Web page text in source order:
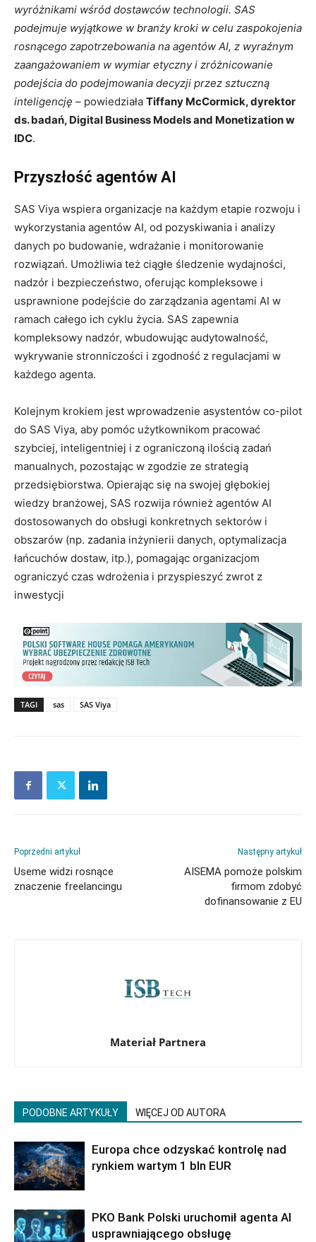
wyróżnikami wśród dostawców technologii. SAS
podejmuje wyjątkowe w branży kroki w celu zaspokojenia
rosnącego zapotrzebowania na agentów AI, z wyraźnym
zaangażowaniem w wymiar etyczny i zróżnicowanie
podejścia do podejmowania decyzji przez sztuczną
inteligencję – powiedziała Tiffany McCormick, dyrektor
ds. badań, Digital Business Models and Monetization w
IDC.
Przyszłość agentów AI
SAS Viya wspiera organizacje na każdym etapie rozwoju i
wykorzystania agentów AI, od pozyskiwania i analizy
danych po budowanie, wdrażanie i monitorowanie
rozwiązań. Umożliwia też ciągłe śledzenie wydajności,
nadzór i bezpieczeństwo, oferując kompleksowe i
usprawnione podejście do zarządzania agentami AI w
ramach całego ich cyklu życia. SAS zapewnia
kompleksowy nadzór, wbudowując audytowalność,
wykrywanie stronniczości i zgodność z regulacjami w
każdego agenta.
Kolejnym krokiem jest wprowadzenie asystentów co-pilot
do SAS Viya, aby pomóc użytkownikom pracować
szybciej, inteligentniej i z ograniczoną ilością zadań
manualnych, pozostając w zgodzie ze strategią
przedsiębiorstwa. Opierając się na swojej głębokiej
wiedzy branżowej, SAS rozwija również agentów AI
dostosowanych do obsługi konkretnych sektorów i
obszarów (np. zadania inżynierii danych, optymalizacja
łańcuchów dostaw, itp.), pomagając organizacjom
ograniczyć czas wdrożenia i przyspieszyć zwrot z
inwestycji
TAGI sas SAS Viya
Poprzedni artykuł
Useme widzi rosnące
znaczenie freelancingu
Następny artykuł
AISEMA pomoże polskim
firmom zdobyć
dofinansowanie z EU
Materiał Partnera
PODOBNE ARTYKUŁY WIĘCEJ OD AUTORA
Europa chce odzyskać kontrolę nad
rynkiem wartym 1 bln EUR
PKO Bank Polski uruchomił agenta AI
usprawniającego obsługę